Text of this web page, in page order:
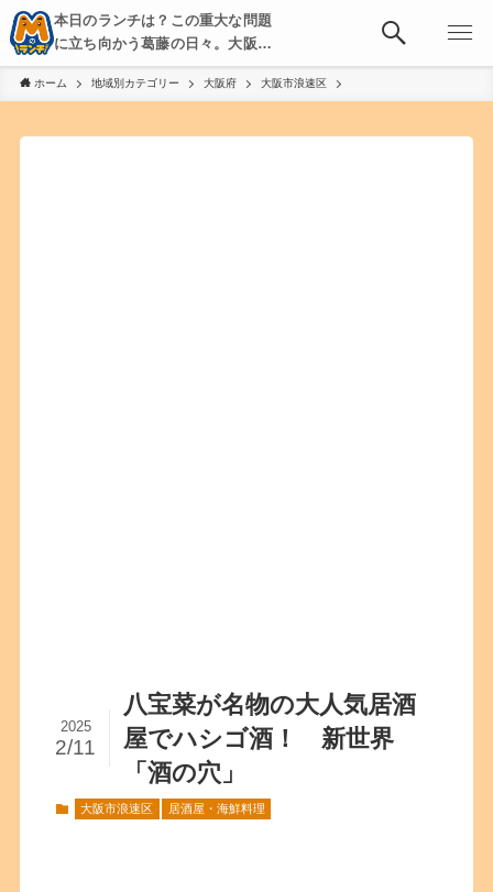
本日のランチは？この重大な問題
に立ち向かう葛藤の日々。大阪・
京都・神戸を中心とした食べ歩
き、飲み歩きを綴る。
ホーム 地域別カテゴリー 大阪府 大阪市浪速区
八宝菜が名物の大人気居酒
屋でハシゴ酒！ 新世界
「酒の穴」
2025
2/11
大阪市浪速区 居酒屋・海鮮料理